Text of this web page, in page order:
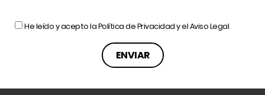
He leído y acepto laPolítica de Privacidady elAviso Legal